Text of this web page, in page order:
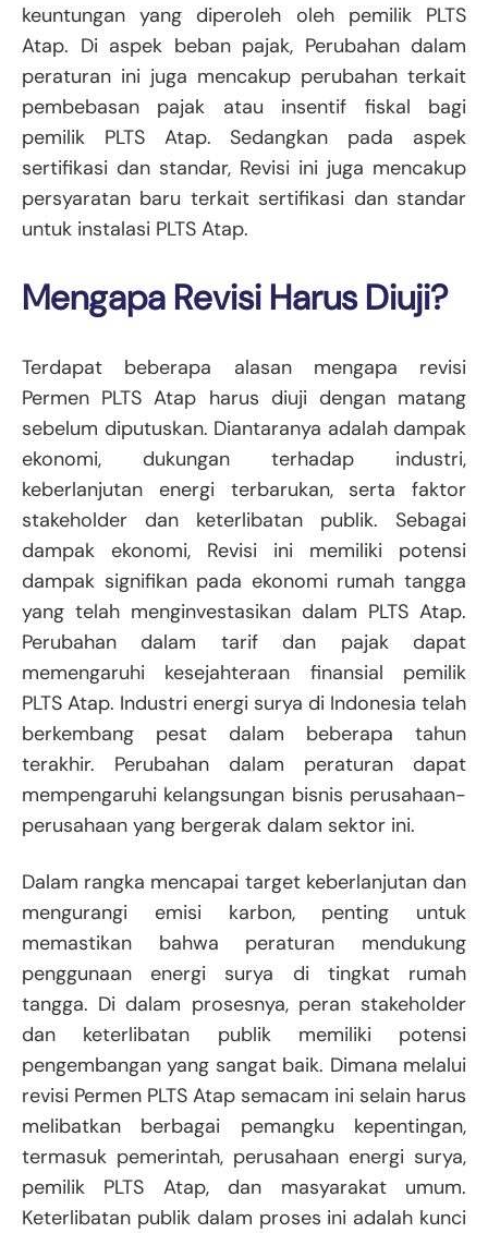
keuntungan yang diperoleh oleh pemilik PLTS
Atap. Di aspek beban pajak, Perubahan dalam
peraturan ini juga mencakup perubahan terkait
pembebasan pajak atau insentif fiskal bagi
pemilik PLTS Atap. Sedangkan pada aspek
sertifikasi dan standar, Revisi ini juga mencakup
persyaratan baru terkait sertifikasi dan standar
untuk instalasi PLTS Atap.
Mengapa Revisi Harus Diuji?
Terdapat beberapa alasan mengapa revisi
Permen PLTS Atap harus diuji dengan matang
sebelum diputuskan. Diantaranya adalah dampak
ekonomi, dukungan terhadap industri,
keberlanjutan energi terbarukan, serta faktor
stakeholder dan keterlibatan publik. Sebagai
dampak ekonomi, Revisi ini memiliki potensi
dampak signifikan pada ekonomi rumah tangga
yang telah menginvestasikan dalam PLTS Atap.
Perubahan dalam tarif dan pajak dapat
memengaruhi kesejahteraan finansial pemilik
PLTS Atap. Industri energi surya di Indonesia telah
berkembang pesat dalam beberapa tahun
terakhir. Perubahan dalam peraturan dapat
mempengaruhi kelangsungan bisnis perusahaan-
perusahaan yang bergerak dalam sektor ini.
Dalam rangka mencapai target keberlanjutan dan
mengurangi emisi karbon, penting untuk
memastikan bahwa peraturan mendukung
penggunaan energi surya di tingkat rumah
tangga. Di dalam prosesnya, peran stakeholder
dan keterlibatan publik memiliki potensi
pengembangan yang sangat baik. Dimana melalui
revisi Permen PLTS Atap semacam ini selain harus
melibatkan berbagai pemangku kepentingan,
termasuk pemerintah, perusahaan energi surya,
pemilik PLTS Atap, dan masyarakat umum.
Keterlibatan publik dalam proses ini adalah kunci